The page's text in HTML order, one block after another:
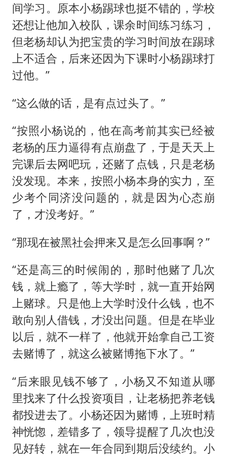
间学习。原本小杨踢球也挺不错的，学校
还想让他加入校队，课余时间练习练习，
但老杨却认为把宝贵的学习时间放在踢球
上不适合，后来还因为下课时小杨踢球打
过他。”
“这么做的话，是有点过头了。”
“按照小杨说的，他在高考前其实已经被
老杨的压力逼得有点崩盘了，于是天天上
完课后去网吧玩，还赌了点钱，只是老杨
没发现。本来，按照小杨本身的实力，至
少考个同济没问题的，就是因为心态崩
了，才没考好。”
“那现在被黑社会押来又是怎么回事啊？”
“还是高三的时候闹的，那时他赌了几次
钱，就上瘾了，等大学时，就一直开始网
上赌球。只是他上大学时没什么钱，也不
敢向别人借钱，才没出问题。但是在毕业
以后，就不一样了，他就开始拿自己工资
去赌博了，就这么被赌博拖下水了。”
“后来眼见钱不够了，小杨又不知道从哪
里找来了什么投资项目，让老杨把养老钱
都投进去了。小杨还因为赌博，上班时精
神恍惚，差错多了，领导提醒了几次也没
见好转，就在一年合同到期后没续约。小